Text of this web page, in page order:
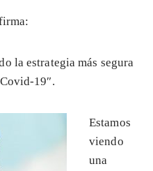
la estrategia más segura
19″.
Estamos
viendo
una